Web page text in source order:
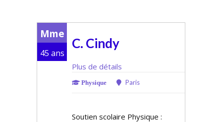
Mme
45 ans
C. Cindy
Plus de détails
Physique Paris
Soutien scolaire Physique :